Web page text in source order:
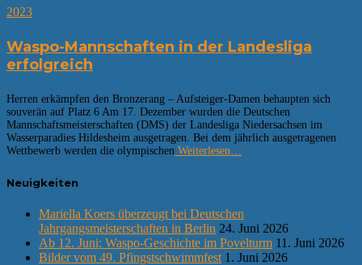
2023
Waspo-Mannschaften in der Landesliga
erfolgreich
Herren erkämpfen den Bronzerang – Aufsteiger-Damen behaupten sich
souverän auf Platz 6 Am 17. Dezember wurden die Deutschen
Mannschaftsmeisterschaften (DMS) der Landesliga Niedersachsen im
Wasserparadies Hildesheim ausgetragen. Bei dem jährlich ausgetragenen
Wettbewerb werden die olympischen Weiterlesen…
Neuigkeiten
Mariella Koers überzeugt bei Deutschen
Jahrgangsmeisterschaften in Berlin 24. Juni 2026
Ab 12. Juni: Waspo-Geschichte im Povelturm 11. Juni 2026
Bilder vom 49. Pfingstschwimmfest 1. Juni 2026